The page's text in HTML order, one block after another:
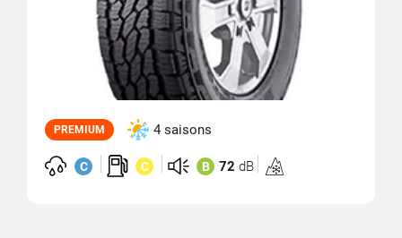
PREMIUM 4 saisons
C C B 72 dB
Homologation